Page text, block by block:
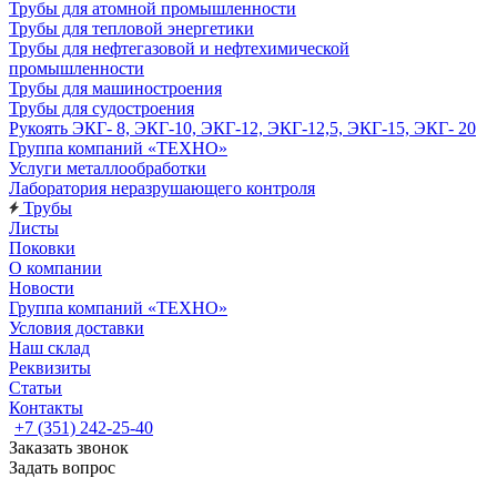
Трубы для атомной промышленности
Трубы для тепловой энергетики
Трубы для нефтегазовой и нефтехимической
промышленности
Трубы для машиностроения
Трубы для судостроения
Рукоять ЭКГ- 8, ЭКГ-10, ЭКГ-12, ЭКГ-12,5, ЭКГ-15, ЭКГ- 20
Группа компаний «ТЕХНО»
Услуги металлообработки
Лаборатория неразрушающего контроля
Трубы
Листы
Поковки
О компании
Новости
Группа компаний «ТЕХНО»
Условия доставки
Наш склад
Реквизиты
Статьи
Контакты
+7 (351) 242-25-40
Заказать звонок
Задать вопрос